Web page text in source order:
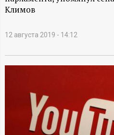
-
и
н
Климов
12 августа 2019 - 14:12